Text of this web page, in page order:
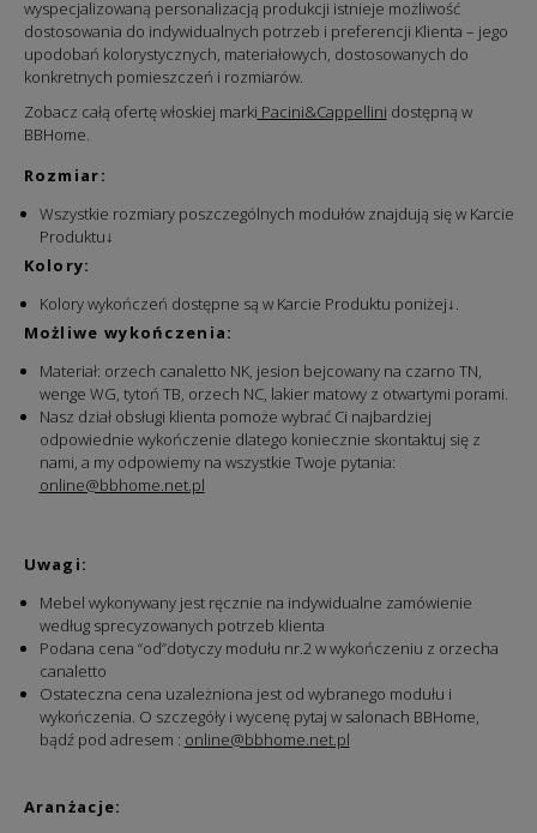
wyspecjalizowaną personalizacją produkcji istnieje możliwość
dostosowania do indywidualnych potrzeb i preferencji Klienta – jego
upodobań kolorystycznych, materiałowych, dostosowanych do
konkretnych pomieszczeń i rozmiarów.
Zobacz całą ofertę włoskiej marki Pacini&Cappellini dostępną w
BBHome.
Rozmiar:
Wszystkie rozmiary poszczególnych modułów znajdują się w Karcie
Produktu↓
Kolory:
Kolory wykończeń dostępne są w Karcie Produktu poniżej↓.
Możliwe wykończenia:
Materiał: orzech canaletto NK, jesion bejcowany na czarno TN,
wenge WG, tytoń TB, orzech NC, lakier matowy z otwartymi porami.
Nasz dział obsługi klienta pomoże wybrać Ci najbardziej
odpowiednie wykończenie dlatego koniecznie skontaktuj się z
nami, a my odpowiemy na wszystkie Twoje pytania:
online@bbhome.net.pl
Uwagi:
Mebel wykonywany jest ręcznie na indywidualne zamówienie
według sprecyzowanych potrzeb klienta
Podana cena “od”dotyczy modułu nr.2 w wykończeniu z orzecha
canaletto
Ostateczna cena uzależniona jest od wybranego modułu i
wykończenia. O szczegóły i wycenę pytaj w salonach BBHome,
bądź pod adresem : online@bbhome.net.pl
Aranżacje: